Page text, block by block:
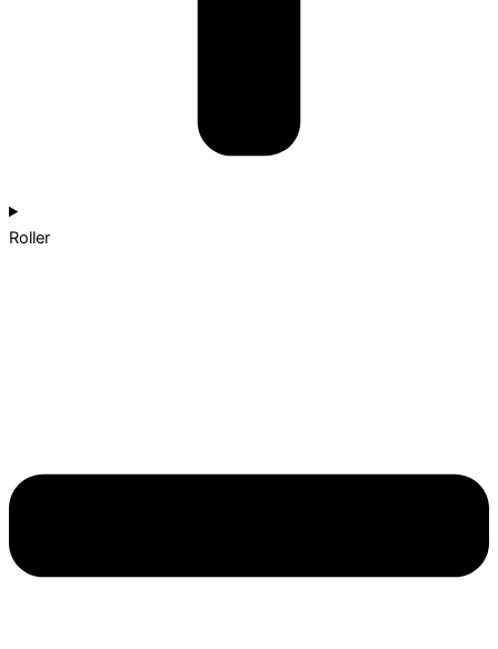
Roller